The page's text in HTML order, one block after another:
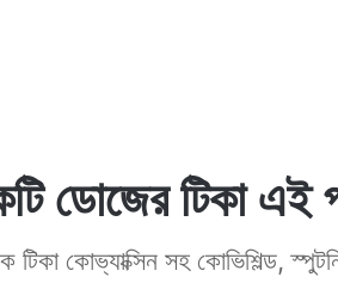
ডোজের টিকা এই
টিকা কোভ্যাক্সিন সহ কোভিশিল্ড,